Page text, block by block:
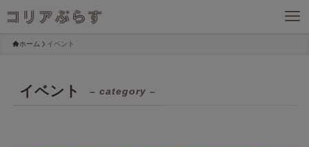
ホーム イベント
イベント – category –